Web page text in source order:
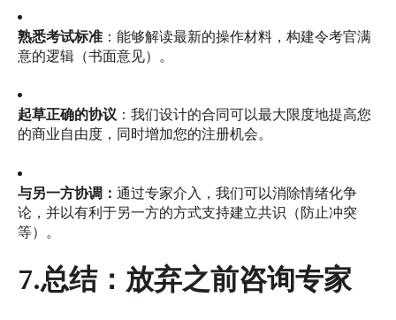
熟悉考试标准 ：能够解读最新的操作材料，构建令考官满
意的逻辑（书面意见）。
起草正确的协议 ：我们设计的合同可以最大限度地提高您
的商业自由度，同时增加您的注册机会。
与另一方协调： 通过专家介入，我们可以消除情绪化争
论，并以有利于另一方的方式支持建立共识（防止冲突
等）。
7.总结：放弃之前咨询专家